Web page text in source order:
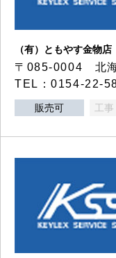
（有）ともやす金物店
〒085-0004 北
TEL：0154-22-
販売可 工